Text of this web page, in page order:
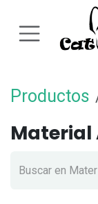
Productos
Material